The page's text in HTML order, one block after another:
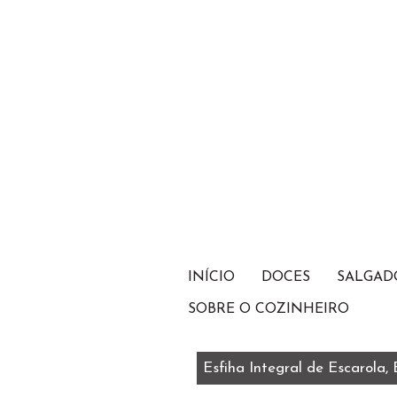
INÍCIO DOCES
SOBRE O COZINHEIRO
Esfiha Integral de Escarola,